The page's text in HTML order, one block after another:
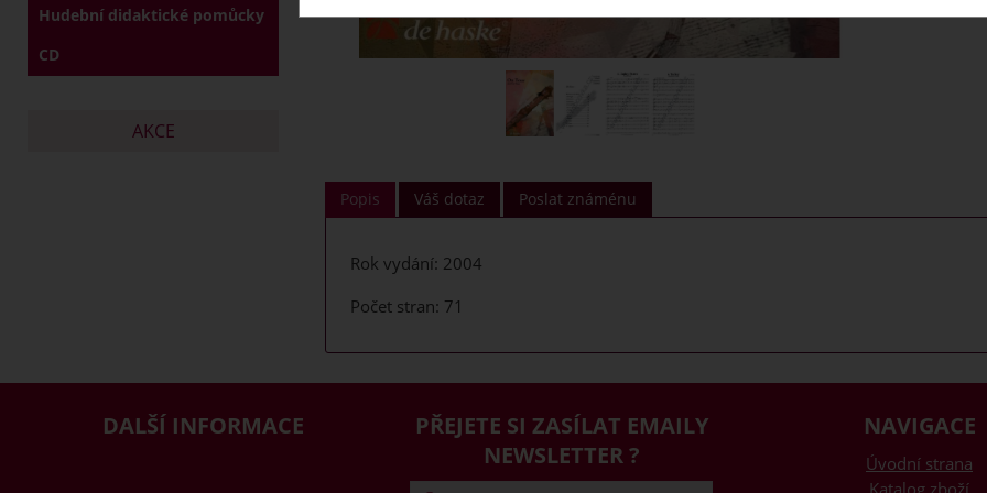
Popis Váš dotaz Poslat známénu
Rok vydání: 2004
Počet stran: 71
Hudební didaktické pomůcky
CD
AKCE
DALŠÍ INFORMACE
PŘEJETE SI ZASÍLAT EMAILY
NEWSLETTER ?
NAVIGACE
Úvodní strana